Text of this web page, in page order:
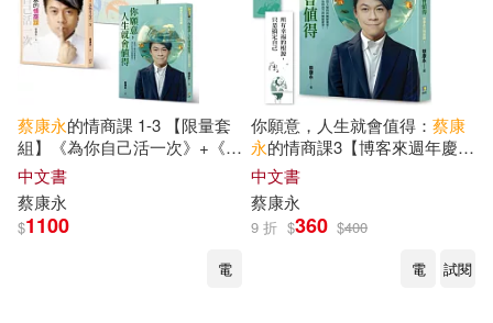
蔡康永的情商課 1-3 【限量套
組】《為你自己活一次》+《因
為這是你的人生》+《你願意，
人生就會值得》
中文書
蔡康永
$1100
電
你願意，人生就會值得： 蔡康
永的情商課3【博客來週年慶獨
家‧雙面書籤】
中文書
蔡康永
9 折 $360 $400
電
試閱